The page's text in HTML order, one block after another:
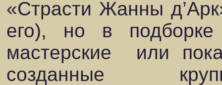
«Страсти Жанны
его), но в подборке
мастерские
или
созданные